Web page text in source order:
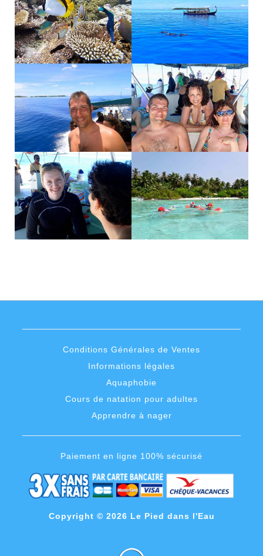
Conditions Générales de Ventes
Informations légales
Aquaphobie
Cours de natation pour adultes
Apprendre à nager
Paiement en ligne 100% sécurisé
Copyright © 2026 Le Pied dans l'Eau